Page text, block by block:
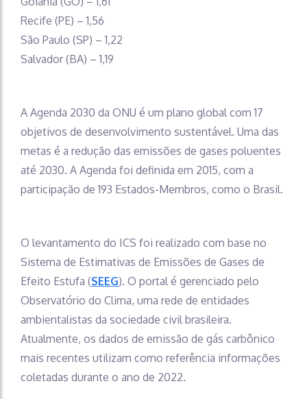
Recife (PE) – 1,56
São Paulo (SP) – 1,22
Salvador (BA) – 1,19
A Agenda 2030 da ONU é um plano global com 17
objetivos de desenvolvimento sustentável. Uma das
metas é a redução das emissões de gases poluentes
até 2030. A Agenda foi definida em 2015, com a
participação de 193 Estados-Membros, como o Brasil.
O levantamento do ICS foi realizado com base no
Sistema de Estimativas de Emissões de Gases de
Efeito Estufa (SEEG). O portal é gerenciado pelo
Observatório do Clima, uma rede de entidades
ambientalistas da sociedade civil brasileira.
Atualmente, os dados de emissão de gás carbônico
mais recentes utilizam como referência informações
coletadas durante o ano de 2022.